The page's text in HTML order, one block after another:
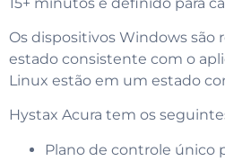
Os dispositivos Windows são
estado consistente com o
Linux estão em um estado
Hystax Acura tem os
Plano de controle único